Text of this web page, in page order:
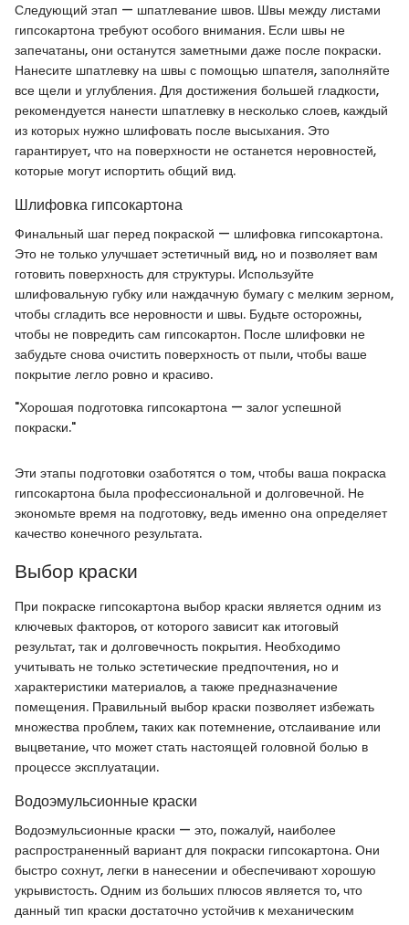
Следующий этап — шпатлевание швов. Швы между листами
гипсокартона требуют особого внимания. Если швы не
запечатаны, они останутся заметными даже после покраски.
Нанесите шпатлевку на швы с помощью шпателя, заполняйте
все щели и углубления. Для достижения большей гладкости,
рекомендуется нанести шпатлевку в несколько слоев, каждый
из которых нужно шлифовать после высыхания. Это
гарантирует, что на поверхности не останется неровностей,
которые могут испортить общий вид.
Шлифовка гипсокартона
Финальный шаг перед покраской — шлифовка гипсокартона.
Это не только улучшает эстетичный вид, но и позволяет вам
готовить поверхность для структуры. Используйте
шлифовальную губку или наждачную бумагу с мелким зерном,
чтобы сгладить все неровности и швы. Будьте осторожны,
чтобы не повредить сам гипсокартон. После шлифовки не
забудьте снова очистить поверхность от пыли, чтобы ваше
покрытие легло ровно и красиво.
"Хорошая подготовка гипсокартона — залог успешной
покраски."
Эти этапы подготовки озаботятся о том, чтобы ваша покраска
гипсокартона была профессиональной и долговечной. Не
экономьте время на подготовку, ведь именно она определяет
качество конечного результата.
Выбор краски
При покраске гипсокартона выбор краски является одним из
ключевых факторов, от которого зависит как итоговый
результат, так и долговечность покрытия. Необходимо
учитывать не только эстетические предпочтения, но и
характеристики материалов, а также предназначение
помещения. Правильный выбор краски позволяет избежать
множества проблем, таких как потемнение, отслаивание или
выцветание, что может стать настоящей головной болью в
процессе эксплуатации.
Водоэмульсионные краски
Водоэмульсионные краски — это, пожалуй, наиболее
распространенный вариант для покраски гипсокартона. Они
быстро сохнут, легки в нанесении и обеспечивают хорошую
укрывистость. Одним из больших плюсов является то, что
данный тип краски достаточно устойчив к механическим